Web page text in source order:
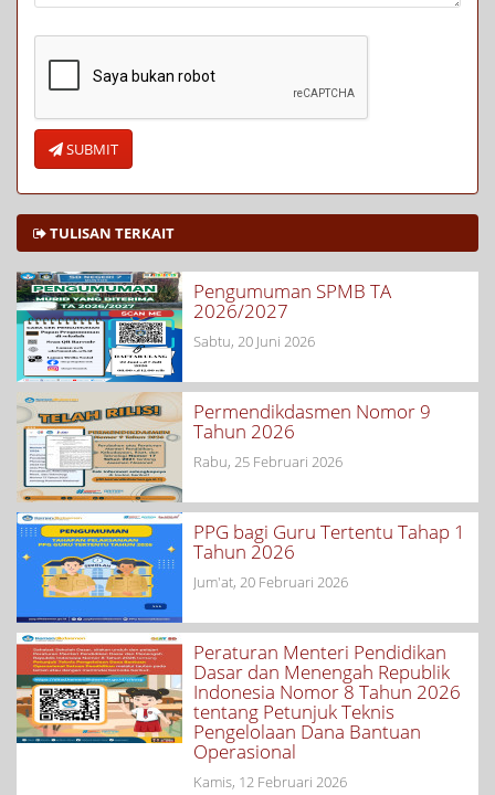
SUBMIT
TULISAN TERKAIT
Pengumuman SPMB TA
2026/2027
Sabtu, 20 Juni 2026
Permendikdasmen Nomor 9
Tahun 2026
Rabu, 25 Februari 2026
PPG bagi Guru Tertentu Tahap 1
Tahun 2026
Jum'at, 20 Februari 2026
Peraturan Menteri Pendidikan
Dasar dan Menengah Republik
Indonesia Nomor 8 Tahun 2026
tentang Petunjuk Teknis
Pengelolaan Dana Bantuan
Operasional
Kamis, 12 Februari 2026